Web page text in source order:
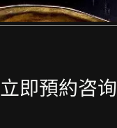
立即預約咨询